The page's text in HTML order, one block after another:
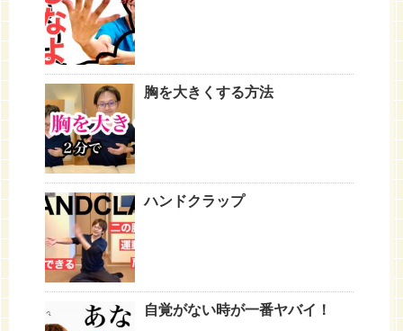
胸を大きくする方法
ハンドクラップ
自覚がない時が一番ヤバイ！